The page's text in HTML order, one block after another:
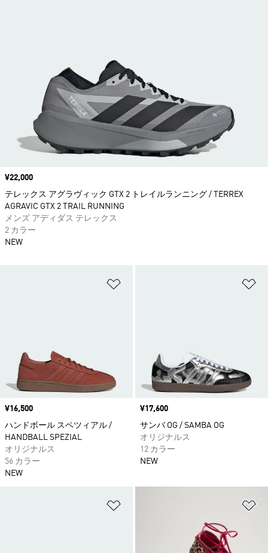
価格
¥16,500
ハンドボール スペツィアル /
HANDBALL SPEZIAL
オリジナルス
56 カラー
NEW
価格
¥17,600
サンバ OG / SAMBA OG
オリジナルス
12 カラー
NEW
価格
¥22,000
テレックス アグラヴィック GTX 2 トレイルランニング / TERREX
AGRAVIC GTX 2 TRAIL RUNNING
メンズ アディダス テレックス
2 カラー
NEW